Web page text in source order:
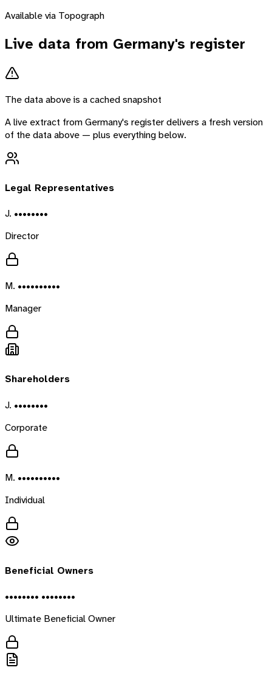
Available via Topograph
Live data from Germany's register
The data above is a cached snapshot
A live extract fromGermany's register delivers a fresh version
of the data above — plus everything below.
Legal Representatives
J. ••••••••
Director
M. ••••••••••
Manager
Shareholders
J. ••••••••
Corporate
M. ••••••••••
Individual
Beneficial Owners
•••••••• ••••••••
Ultimate Beneficial Owner